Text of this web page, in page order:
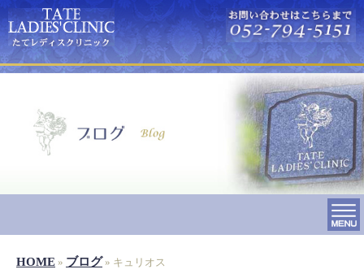
HOME » ブログ » キュリオス